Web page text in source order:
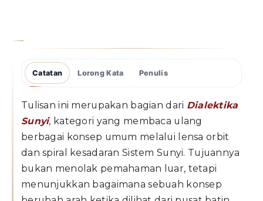
Catatan Lorong Kata Penulis
Tulisan ini merupakan bagian dari Dialektika
Sunyi, kategori yang membaca ulang
berbagai konsep umum melalui lensa orbit
dan spiral kesadaran Sistem Sunyi. Tujuannya
bukan menolak pemahaman luar, tetapi
menunjukkan bagaimana sebuah konsep